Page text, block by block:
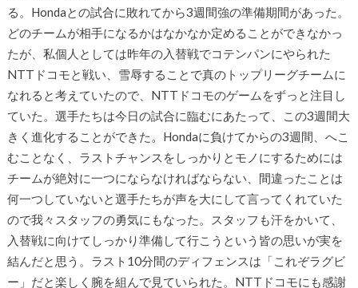
る。Hondaとの試合に敗れてから3週間強の準備期間があった。
どのチームが相手になるかはなかなか定めることができなかっ
たが、私個人としては昨年の入替戦でコテンパンにやられた
NTTドコモと戦い、雪辱することで真のトップリーグチームに
なれると考えていたので、NTTドコモのゲームをずっと注目し
ていた。選手たちは今日の試合に臨むにあたって、この3週間大
きく進化することができた。Hondaに負けてからの3週間、へこ
むことなく、ラストチャンスをしっかりとモノにするためには
チームが絶対に一つにならなければならない、間違ったことは
何一つしていないと選手たちが声を大にして言ってくれていた
ので我々スタッフの勇気にもなった。スタッフも汗をかいて、
入替戦に向けてしっかり準備して行こうという皆の思いが実を
結んだと思う。ラスト10分間のディフェンスは「これぞラグビ
ー」だと楽しく腕を組んで見ていられた。NTTドコモにも感謝